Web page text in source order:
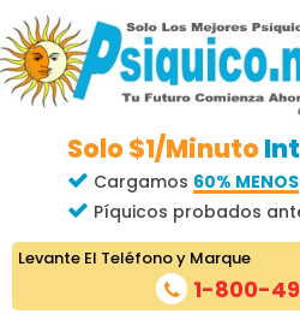
Solo $1/Minuto
Cargamos 60% MENOS
Píquicos probados
Levante El Teléfono y Marque
1-800-